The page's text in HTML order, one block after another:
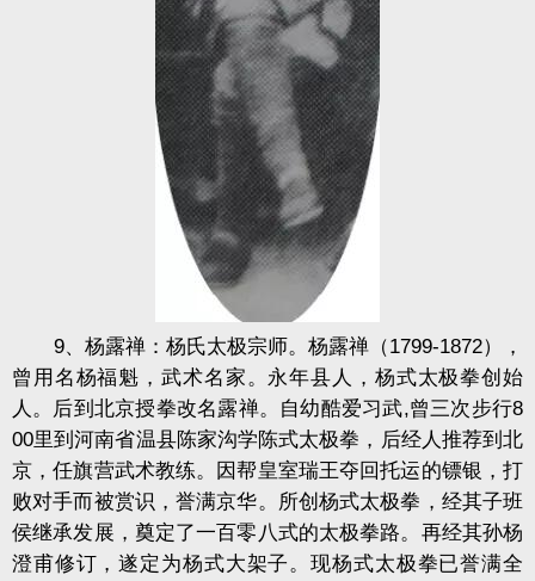
9、杨露禅：杨氏太极宗师。杨露禅（1799-1872），
曾用名杨福魁，武术名家。永年县人，杨式太极拳创始
人。后到北京授拳改名露禅。自幼酷爱习武,曾三次步行8
00里到河南省温县陈家沟学陈式太极拳，后经人推荐到北
京，任旗营武术教练。因帮皇室瑞王夺回托运的镖银，打
败对手而被赏识，誉满京华。所创杨式太极拳，经其子班
侯继承发展，奠定了一百零八式的太极拳路。再经其孙杨
澄甫修订，遂定为杨式大架子。现杨式太极拳已誉满全